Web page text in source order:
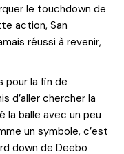
le touchdown de
action, San
réussi à revenir,
pour la fin de
d’aller chercher la
la balle avec un peu
un symbole, c’est
down de Deebo